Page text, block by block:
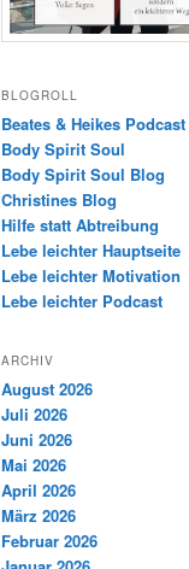
BLOGROLL
Beates & Heikes Podcast
Body Spirit Soul
Body Spirit Soul Blog
Christines Blog
Hilfe statt Abtreibung
Lebe leichter Hauptseite
Lebe leichter Motivation
Lebe leichter Podcast
ARCHIV
August 2026
Juli 2026
Juni 2026
Mai 2026
April 2026
März 2026
Februar 2026